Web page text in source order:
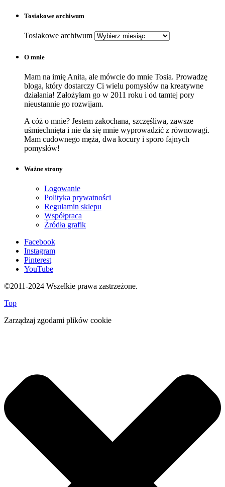
Tosiakowe archiwum
Tosiakowe archiwum
O mnie
Mam na imię Anita, ale mówcie do mnie Tosia. Prowadzę
bloga, który dostarczy Ci wielu pomysłów na kreatywne
działania! Założyłam go w 2011 roku i od tamtej pory
nieustannie go rozwijam.
A cóż o mnie? Jestem zakochana, szczęśliwa, zawsze
uśmiechnięta i nie da się mnie wyprowadzić z równowagi.
Mam cudownego męża, dwa kocury i sporo fajnych
pomysłów!
Ważne strony
Logowanie
Polityka prywatności
Regulamin sklepu
Współpraca
Źródła grafik
Facebook
Instagram
Pinterest
YouTube
©2011-2024 Wszelkie prawa zastrzeżone.
Top
Zarządzaj zgodami plików cookie